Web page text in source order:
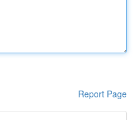
Report Page